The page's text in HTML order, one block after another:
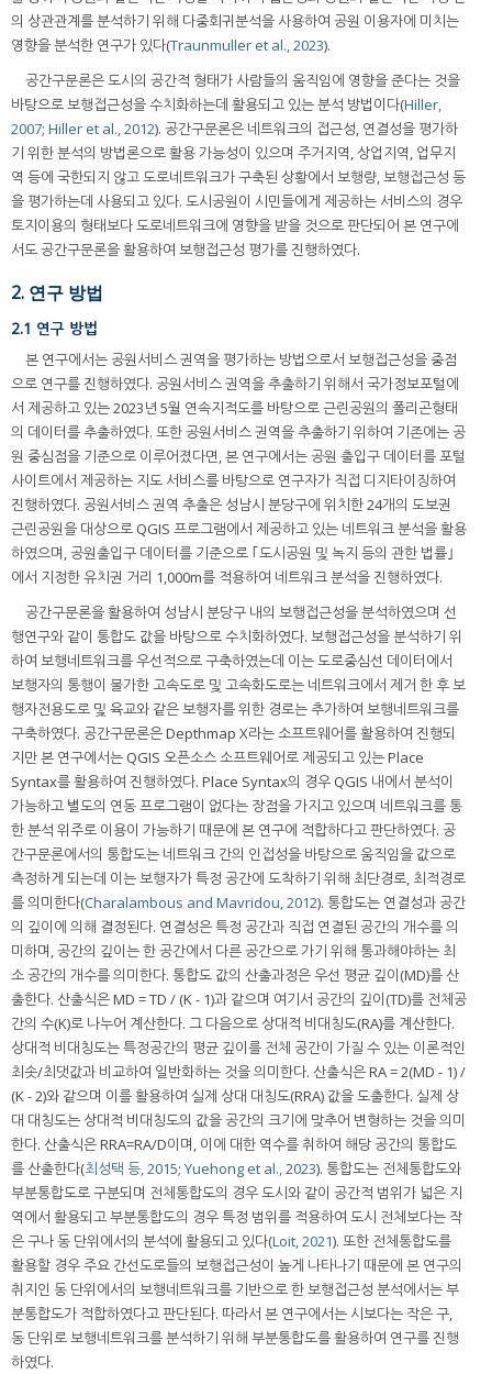
의 상관관계를 분석하기 위해 다중회귀분석을 사용하여 공원 이용자에 미치는
영향을 분석한 연구가 있다(Traunmuller et al., 2023).
공간구문론은 도시의 공간적 형태가 사람들의 움직임에 영향을 준다는 것을
바탕으로 보행접근성을 수치화하는데 활용되고 있는 분석 방법이다(Hiller,
2007; Hiller et al., 2012). 공간구문론은 네트워크의 접근성, 연결성을 평가하
기 위한 분석의 방법론으로 활용 가능성이 있으며 주거지역, 상업지역, 업무지
역 등에 국한되지 않고 도로네트워크가 구축된 상황에서 보행량, 보행접근성 등
을 평가하는데 사용되고 있다. 도시공원이 시민들에게 제공하는 서비스의 경우
토지이용의 형태보다 도로네트워크에 영향을 받을 것으로 판단되어 본 연구에
서도 공간구문론을 활용하여 보행접근성 평가를 진행하였다.
2. 연구 방법
2.1 연구 방법
본 연구에서는 공원서비스 권역을 평가하는 방법으로서 보행접근성을 중점
으로 연구를 진행하였다. 공원서비스 권역을 추출하기 위해서 국가정보포털에
서 제공하고 있는 2023년 5월 연속지적도를 바탕으로 근린공원의 폴리곤형태
의 데이터를 추출하였다. 또한 공원서비스 권역을 추출하기 위하여 기존에는 공
원 중심점을 기준으로 이루어졌다면, 본 연구에서는 공원 출입구 데이터를 포털
사이트에서 제공하는 지도 서비스를 바탕으로 연구자가 직접 디지타이징하여
진행하였다. 공원서비스 권역 추출은 성남시 분당구에 위치한 24개의 도보권
근린공원을 대상으로 QGIS 프로그램에서 제공하고 있는 네트워크 분석을 활용
하였으며, 공원출입구 데이터를 기준으로 ｢도시공원 및 녹지 등의 관한 법률｣
에서 지정한 유치권 거리 1,000m를 적용하여 네트워크 분석을 진행하였다.
공간구문론을 활용하여 성남시 분당구 내의 보행접근성을 분석하였으며 선
행연구와 같이 통합도 값을 바탕으로 수치화하였다. 보행접근성을 분석하기 위
하여 보행네트워크를 우선적으로 구축하였는데 이는 도로중심선 데이터에서
보행자의 통행이 불가한 고속도로 및 고속화도로는 네트워크에서 제거 한 후 보
행자전용도로 및 육교와 같은 보행자를 위한 경로는 추가하여 보행네트워크를
구축하였다. 공간구문론은 Depthmap X라는 소프트웨어를 활용하여 진행되
지만 본 연구에서는 QGIS 오픈소스 소프트웨어로 제공되고 있는 Place
Syntax를 활용하여 진행하였다. Place Syntax의 경우 QGIS 내에서 분석이
가능하고 별도의 연동 프로그램이 없다는 장점을 가지고 있으며 네트워크를 통
한 분석 위주로 이용이 가능하기 때문에 본 연구에 적합하다고 판단하였다. 공
간구문론에서의 통합도는 네트워크 간의 인접성을 바탕으로 움직임을 값으로
측정하게 되는데 이는 보행자가 특정 공간에 도착하기 위해 최단경로, 최적경로
를 의미한다(Charalambous and Mavridou, 2012). 통합도는 연결성과 공간
의 깊이에 의해 결정된다. 연결성은 특정 공간과 직접 연결된 공간의 개수를 의
미하며, 공간의 깊이는 한 공간에서 다른 공간으로 가기 위해 통과해야하는 최
소 공간의 개수를 의미한다. 통합도 값의 산출과정은 우선 평균 깊이(MD)를 산
출한다. 산출식은 MD = TD / (K - 1)과 같으며 여기서 공간의 깊이(TD)를 전체공
간의 수(K)로 나누어 계산한다. 그 다음으로 상대적 비대칭도(RA)를 계산한다.
상대적 비대칭도는 특정공간의 평균 깊이를 전체 공간이 가질 수 있는 이론적인
최솟/최댓값과 비교하여 일반화하는 것을 의미한다. 산출식은 RA = 2(MD - 1) /
(K - 2)와 같으며 이를 활용하여 실제 상대 대칭도(RRA) 값을 도출한다. 실제 상
대 대칭도는 상대적 비대칭도의 값을 공간의 크기에 맞추어 변형하는 것을 의미
한다. 산출식은 RRA=RA/D이며, 이에 대한 역수를 취하여 해당 공간의 통합도
를 산출한다(최성택 등, 2015; Yuehong et al., 2023). 통합도는 전체통합도와
부분통합도로 구분되며 전체통합도의 경우 도시와 같이 공간적 범위가 넓은 지
역에서 활용되고 부분통합도의 경우 특정 범위를 적용하여 도시 전체보다는 작
은 구나 동 단위에서의 분석에 활용되고 있다(Loit, 2021). 또한 전체통합도를
활용할 경우 주요 간선도로들의 보행접근성이 높게 나타나기 때문에 본 연구의
취지인 동 단위에서의 보행네트워크를 기반으로 한 보행접근성 분석에서는 부
분통합도가 적합하였다고 판단된다. 따라서 본 연구에서는 시보다는 작은 구,
동 단위로 보행네트워크를 분석하기 위해 부분통합도를 활용하여 연구를 진행
하였다.